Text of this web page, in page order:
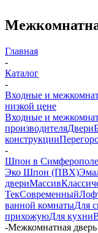
Главная
-
Каталог
-
Входные и
низкой цене
Входные и
производителяДвери
конструкции
-
Шпон в Симферополе
Эко Шпон (ПВХ)
двериМассив
ТекСовременный
ванной комнатыДля
прихожуюДля кухни
-Межкомнатная